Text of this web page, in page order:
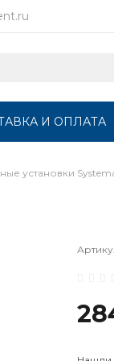
И ОПЛАТА
установки